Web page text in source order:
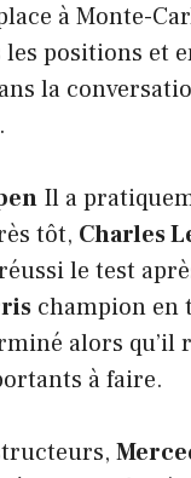
à Monte-
positions et
la
Il a
tôt, Charles
le test
champion en
alors qu’il
à faire.